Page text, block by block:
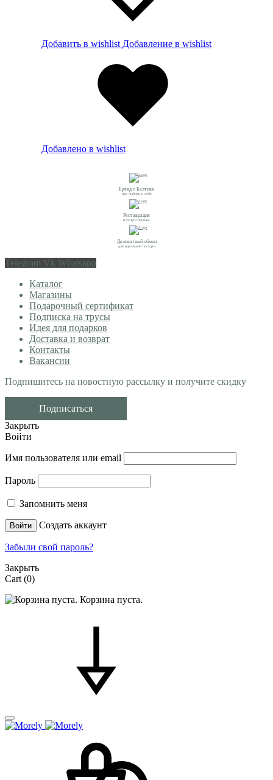
Добавить в wishlist Добавление в wishlist
Добавлено в wishlist
Бренд с Балтики
про любовь к себе
Реставрация
и услуги пошива
Деликатный обмен
для идеальной посадки
Telegram Vk Whatsapp
Каталог
Магазины
Подарочный сертификат
Подписка на трусы
Идея для подарков
Доставка и возврат
Контакты
Вакансии
Подпишитесь на новостную рассылку и получите скидку
Подписаться
Закрыть
Войти
Имя пользователя или email
Пароль
Запомнить меня
Войти Создать аккаунт
Забыли свой пароль?
Закрыть
Cart (0)
Корзина пуста.